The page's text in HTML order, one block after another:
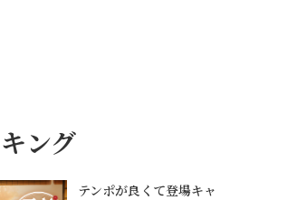
ング
テンポが良くて登場キャ